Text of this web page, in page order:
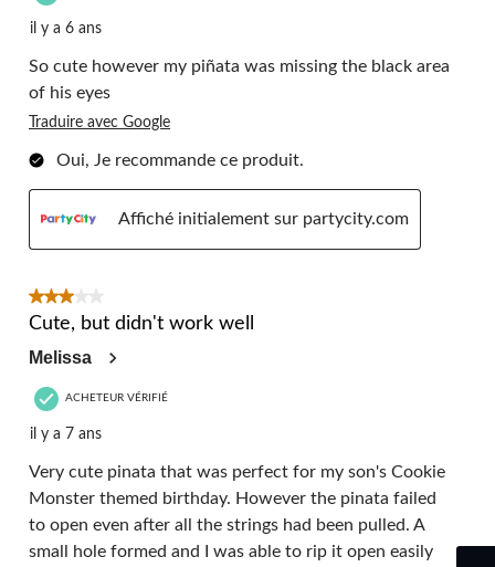
il y a 6 ans
So cute however my piñata was missing the black area
of his eyes
Traduire avec Google
Oui, Je recommande ce produit.
Affiché initialement sur partycity.com
3 étoile(s) sur 5.
Cute, but didn't work well
Melissa
ACHETEUR VÉRIFIÉ
il y a 7 ans
Very cute pinata that was perfect for my son's Cookie
Monster themed birthday. However the pinata failed
to open even after all the strings had been pulled. A
small hole formed and I was able to rip it open easily